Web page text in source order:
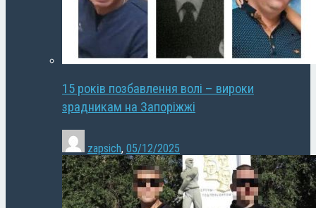
15 років позбавлення волі – вироки
зрадникам на Запоріжжі
zapsich, 05/12/2025